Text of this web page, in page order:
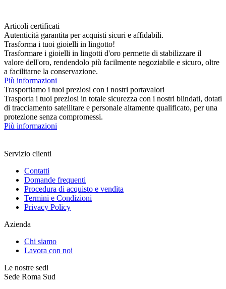
Articoli certificati
Autenticità garantita per acquisti sicuri e affidabili.
Trasforma i tuoi gioielli in lingotto!
Trasformare i gioielli in lingotti d'oro permette di stabilizzare il
valore dell'oro, rendendolo più facilmente negoziabile e sicuro, oltre
a facilitarne la conservazione.
Più informazioni
Trasportiamo i tuoi preziosi con i nostri portavalori
Trasporta i tuoi preziosi in totale sicurezza con i nostri blindati, dotati
di tracciamento satellitare e personale altamente qualificato, per una
protezione senza compromessi.
Più informazioni
Servizio clienti
Contatti
Domande frequenti
Procedura di acquisto e vendita
Termini e Condizioni
Privacy Policy
Azienda
Chi siamo
Lavora con noi
Le nostre sedi
Sede Roma Sud